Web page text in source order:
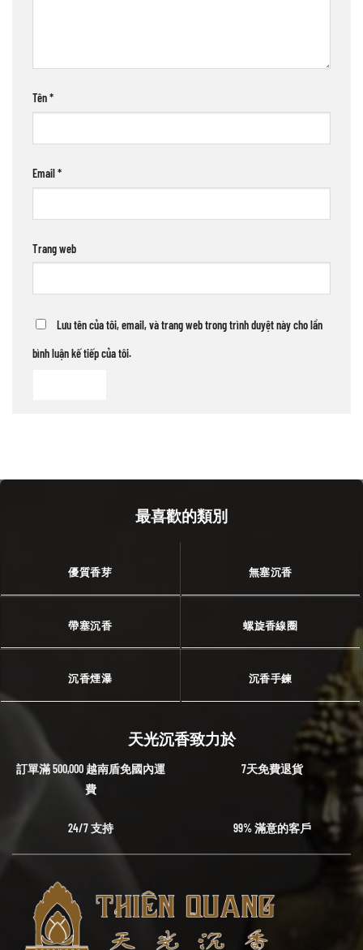
Tên*
Email*
Trang web
Lưu tên của tôi, email, và trang web trong trình duyệt này cho lần
bình luận kế tiếp của tôi.
最喜歡的類別
優質香芽 無塞沉香
帶塞沉香 螺旋香線圈
沉香煙瀑 沉香手鍊
天光沉香致力於
訂單滿 500,000 越南盾免國內運
費
7天免費退貨
24/7 支持 99% 滿意的客戶